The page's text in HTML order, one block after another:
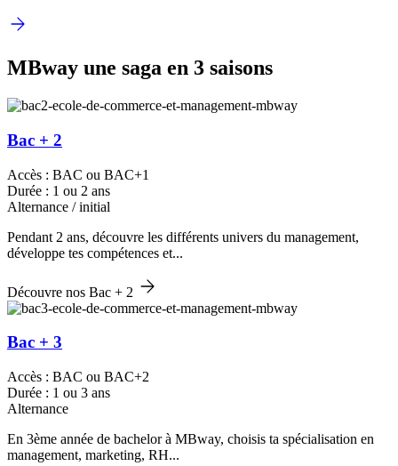
MBway une saga en 3 saisons
Bac + 2
Accès : BAC ou BAC+1
Durée : 1 ou 2 ans
Alternance / initial
Pendant 2 ans, découvre les différents univers du management,
développe tes compétences et...
Découvre nos Bac + 2
Bac + 3
Accès : BAC ou BAC+2
Durée : 1 ou 3 ans
Alternance
En 3ème année de bachelor à MBway, choisis ta spécialisation en
management, marketing, RH...